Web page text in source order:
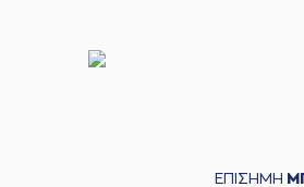
ΕΠΙΣΗΜΗ